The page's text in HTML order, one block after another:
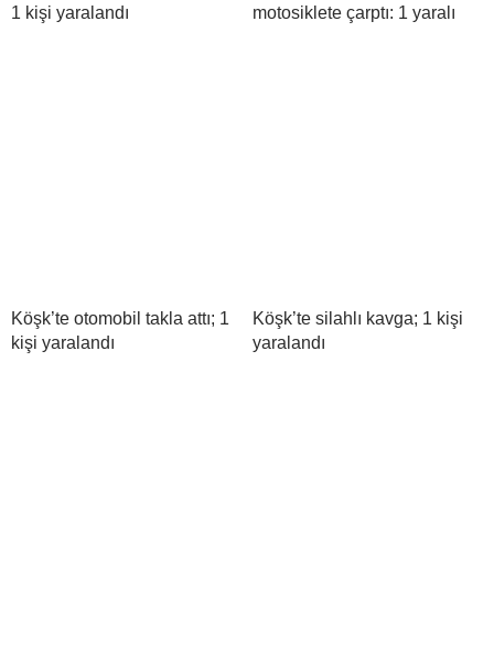
1 kişi yaralandı
motosiklete çarptı: 1 yaralı
Köşk’te otomobil takla attı; 1
kişi yaralandı
Köşk’te silahlı kavga; 1 kişi
yaralandı